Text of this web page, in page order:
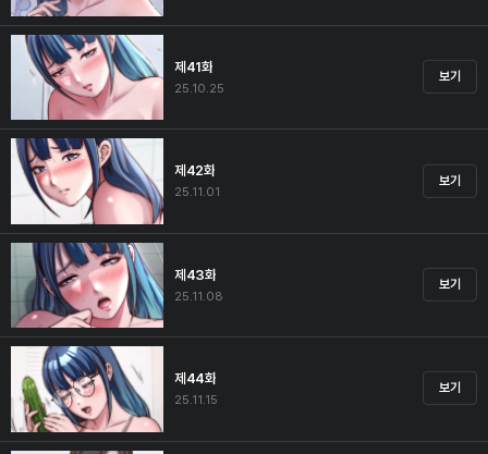
제41화
25.10.25
보기
제42화
25.11.01
보기
제43화
25.11.08
보기
제44화
25.11.15
보기